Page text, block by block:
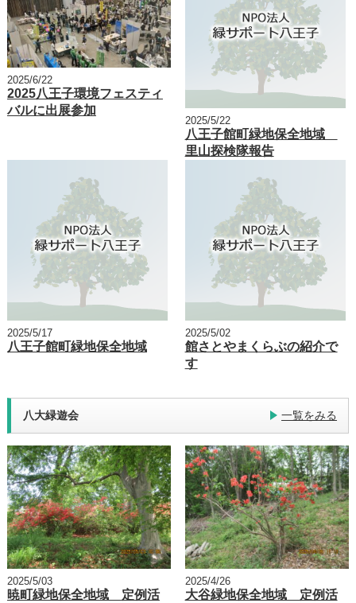
2025/6/22
2025八王子環境フェスティ
バルに出展参加
2025/5/22
八王子館町緑地保全地域
里山探検隊報告
2025/5/17
八王子館町緑地保全地域
2025/5/02
館さとやまくらぶの紹介で
す
八大緑遊会 一覧をみる
2025/5/03
暁町緑地保全地域 定例活
2025/4/26
大谷緑地保全地域 定例活